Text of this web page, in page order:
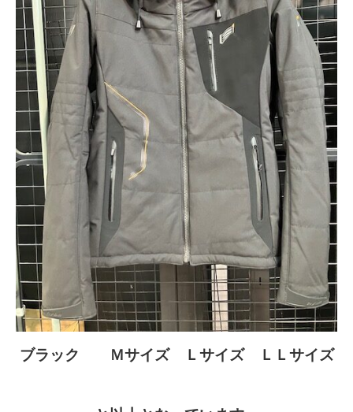
ブラック Ｍサイズ Ｌサイズ ＬＬサイズ